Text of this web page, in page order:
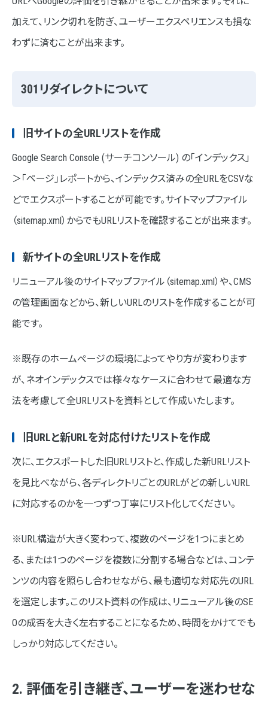
加えて、リンク切れを防ぎ、ユーザーエクスペリエンスも損な
わずに済むことが出来ます。
301リダイレクトについて
旧サイトの全URLリストを作成
Google Search Console (サーチコンソール) の「インデックス」
＞「ページ」レポートから、インデックス済みの全URLをCSVな
どでエクスポートすることが可能です。サイトマップファイル
（sitemap.xml）からでもURLリストを確認することが出来ます。
新サイトの全URLリストを作成
リニューアル後のサイトマップファイル（sitemap.xml）や、CMS
の管理画面などから、新しいURLのリストを作成することが可
能です。
※既存のホームぺージの環境によってやり方が変わります
が、ネオインデックスでは様々なケースに合わせて最適な方
法を考慮して全URLリストを資料として作成いたします。
旧URLと新URLを対応付けたリストを作成
次に、エクスポートした旧URLリストと、作成した新URLリスト
を見比べながら、各ディレクトリごとのURLがどの新しいURL
に対応するのかを一つずつ丁寧にリスト化してください。
※URL構造が大きく変わって、複数のページを1つにまとめ
る、または1つのページを複数に分割する場合などは、コンテ
ンツの内容を照らし合わせながら、最も適切な対応先のURL
を選定します。このリスト資料の作成は、リニューアル後のSE
Oの成否を大きく左右することになるため、時間をかけてでも
しっかり対応してください。
2. 評価を引き継ぎ、ユーザーを迷わせな